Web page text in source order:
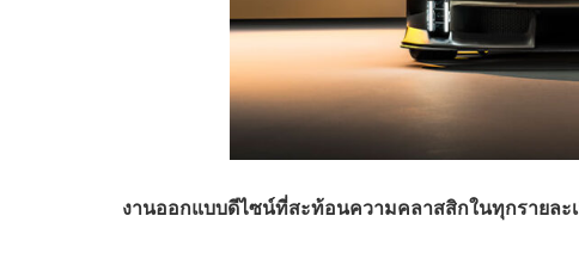
งานออกแบบดีไซน์ที่สะท้อนความคลาสสิกในทุกรายละ